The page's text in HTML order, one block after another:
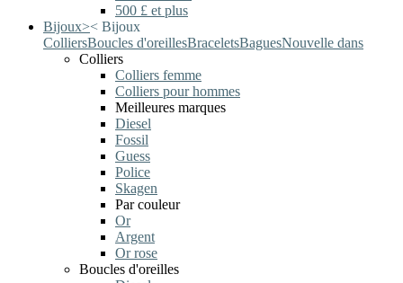
500 £ et plus
Bijoux>< Bijoux
ColliersBoucles d'oreillesBraceletsBaguesNouvelle dans
Colliers
Colliers femme
Colliers pour hommes
Meilleures marques
Diesel
Fossil
Guess
Police
Skagen
Par couleur
Or
Argent
Or rose
Boucles d'oreilles